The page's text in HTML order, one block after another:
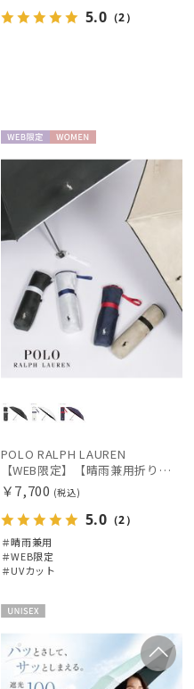
5.0 （2）
POLO RALPH LAUREN
【WEB限定】【晴雨兼用折りたたみ日傘】ポロ ラルフ ローレン (POLO RALPH LAUREN) 遮熱 UV 晴雨兼用
￥7,700 (税込)
5.0 （2）
＃晴雨兼用
＃WEB限定
＃UVカット